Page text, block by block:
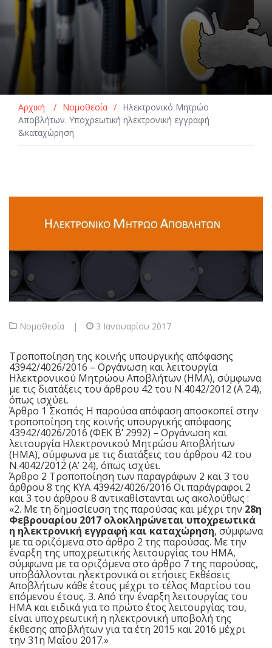
Αρχική / Νομοθεσία / Ηλεκτρονικό Μητρώο
Αποβλήτων. Υποχρεωτική ηλεκτρονική εγγραφή
&καταχώρηση
Νομοθεσία | 3 Ιανουαρίου 2017
Τροποποίηση της κοινής υπουργικής απόφασης
43942/4026/2016 – Οργάνωση και λειτουργία
Ηλεκτρονικού Μητρώου Αποβλήτων (ΗΜΑ), σύμφωνα
με τις διατάξεις του άρθρου 42 του Ν.4042/2012 (Α΄ 24),
όπως ισχύει.
Άρθρο 1 Σκοπός Η παρούσα απόφαση αποσκοπεί στην
τροποποίηση της κοινής υπουργικής απόφασης
43942/4026/2016 (ΦΕΚ Β’ 2992) – Οργάνωση και
λειτουργία Ηλεκτρονικού Μητρώου Αποβλήτων
(ΗΜΑ), σύμφωνα με τις διατάξεις του άρθρου 42 του
Ν.4042/2012 (Α’ 24), όπως ισχύει.
Άρθρο 2 Τροποποίηση των παραγράφων 2 και 3 του
άρθρου 8 της ΚΥΑ 43942/4026/2016 Οι παράγραφοι 2
και 3 του άρθρου 8 αντικαθίστανται ως ακολούθως :
«2. Με τη δημοσίευση της παρούσας και μέχρι την 28η
Φεβρουαρίου 2017 ολοκληρώνεται υποχρεωτικά
η ηλεκτρονική εγγραφή και καταχώρηση, σύμφωνα
με τα οριζόμενα στο άρθρο 2 της παρούσας. Με την
έναρξη της υποχρεωτικής λειτουργίας του ΗΜΑ,
σύμφωνα με τα οριζόμενα στο άρθρο 7 της παρούσας,
υποβάλλονται ηλεκτρονικά οι ετήσιες Εκθέσεις
Αποβλήτων κάθε έτους μέχρι το τέλος Μαρτίου του
επόμενου έτους. 3. Από την έναρξη λειτουργίας του
ΗΜΑ και ειδικά για το πρώτο έτος λειτουργίας του,
είναι υποχρεωτική η ηλεκτρονική υποβολή της
έκθεσης αποβλήτων για τα έτη 2015 και 2016 μέχρι
την 31η Μαΐου 2017.»